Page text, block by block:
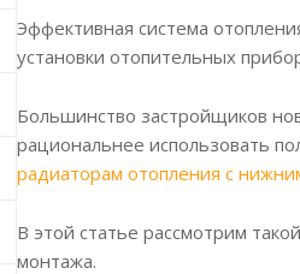
Эффективная система
установки отопительных
Большинство застройщиков
рациональнее использовать
радиаторам отопления с
В этой статье рассмотрим
монтажа.